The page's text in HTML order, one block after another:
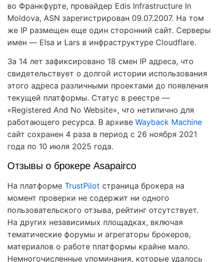
во Франкфурте, провайдер Edis Infrastructure In
Moldova, ASN зарегистрирован 09.07.2007. На том
же IP размещен еще один сторонний сайт. Серверы
имен — Elsa и Lars в инфраструктуре Cloudflare.
За 14 лет зафиксировано 18 смен IP адреса, что
свидетельствует о долгой истории использования
этого адреса различными проектами до появления
текущей платформы. Статус в реестре —
«Registered And No Website», что нетипично для
работающего ресурса. В архиве Wayback Machine
сайт сохранен 4 раза в период с 26 ноября 2021
года по 10 июля 2025 года.
Отзывы о брокере Asapairco
На платформе TrustPilot страница брокера на
момент проверки не содержит ни одного
пользовательского отзыва, рейтинг отсутствует.
На других независимых площадках, включая
тематические форумы и агрегаторы брокеров,
материалов о работе платформы крайне мало.
Немногочисленные упоминания, которые удалось